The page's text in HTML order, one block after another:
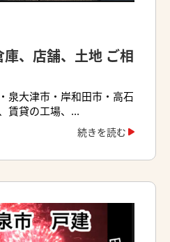
庫、店舗、土地 ご相
泉大津市・岸和田市・高石
賃貸の工場、...
続きを読む